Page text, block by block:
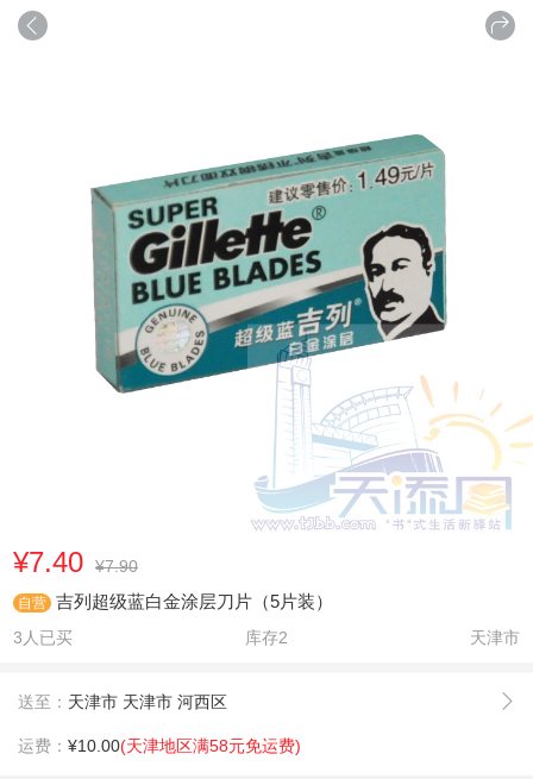
¥7.40 ¥7.90
自营 吉列超级蓝白金涂层刀片（5片装）
3人已买 库存2 天津市
送至： 天津市 天津市 河西区
运费： ¥10.00(天津地区满58元免运费)